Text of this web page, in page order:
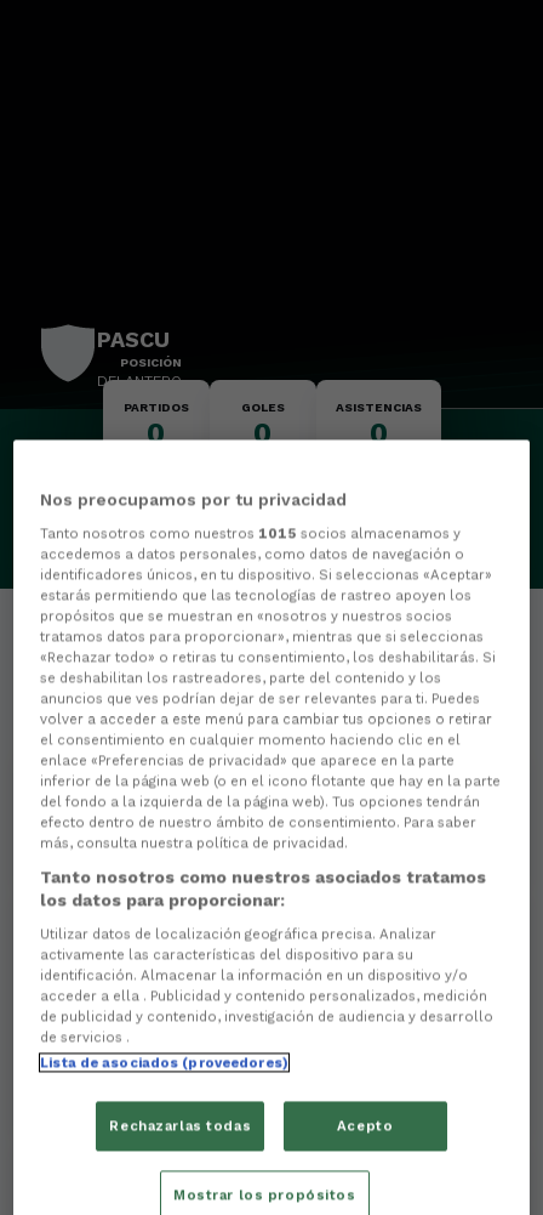
PASCU
POSICIÓN
DELANTERO
PARTIDOS
0
GOLES
0
ASISTENCIAS
0
Estadísticas
0
PARTIDOS JUGADOS
0
0
Goles
Goles de cabeza
Nos preocupamos por tu privacidad
Tanto nosotros como nuestros 1015 socios almacenamos y
accedemos a datos personales, como datos de navegación o
identificadores únicos, en tu dispositivo. Si seleccionas «Aceptar»
estarás permitiendo que las tecnologías de rastreo apoyen los
propósitos que se muestran en «nosotros y nuestros socios
tratamos datos para proporcionar», mientras que si seleccionas
«Rechazar todo» o retiras tu consentimiento, los deshabilitarás. Si
se deshabilitan los rastreadores, parte del contenido y los
anuncios que ves podrían dejar de ser relevantes para ti. Puedes
volver a acceder a este menú para cambiar tus opciones o retirar
el consentimiento en cualquier momento haciendo clic en el
enlace «Preferencias de privacidad» que aparece en la parte
inferior de la página web (o en el icono flotante que hay en la parte
del fondo a la izquierda de la página web). Tus opciones tendrán
efecto dentro de nuestro ámbito de consentimiento. Para saber
más, consulta nuestra política de privacidad.
Tanto nosotros como nuestros asociados tratamos
los datos para proporcionar:
Utilizar datos de localización geográfica precisa. Analizar
activamente las características del dispositivo para su
identificación. Almacenar la información en un dispositivo y/o
acceder a ella . Publicidad y contenido personalizados, medición
de publicidad y contenido, investigación de audiencia y desarrollo
de servicios .
Lista de asociados (proveedores)
Rechazarlas todas Acepto
Mostrar los propósitos